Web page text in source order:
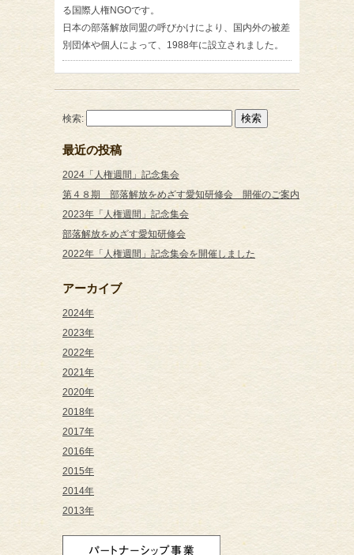
る国際人権NGOです。
日本の部落解放同盟の呼びかけにより、国内外の被差
別団体や個人によって、1988年に設立されました。
検索:
最近の投稿
2024「人権週間」記念集会
第４８期 部落解放をめざす愛知研修会 開催のご案内
2023年「人権週間」記念集会
部落解放をめざす愛知研修会
2022年「人権週間」記念集会を開催しました
アーカイブ
2024年
2023年
2022年
2021年
2020年
2018年
2017年
2016年
2015年
2014年
2013年